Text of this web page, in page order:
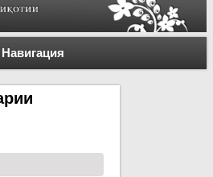
Навигация